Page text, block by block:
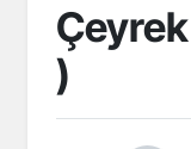
Çeyrek
)